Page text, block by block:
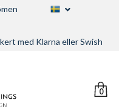
med Klarna eller Swish
0